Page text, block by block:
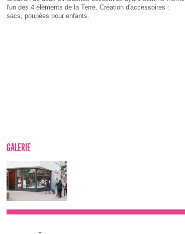
l'un des 4 élèments de la Terre. Création d'accessoires :
sacs, poupées pour enfants.
GALERIE